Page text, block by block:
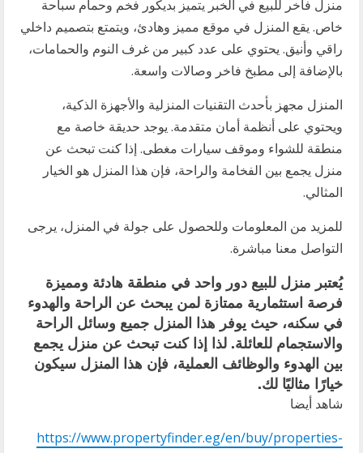
منزل فاخر للبيع في الخبر يتميز بديكور فخم وحمام سباحة
خاص. يقع المنزل في موقع مميز وهادئ، ويتمتع بتصميم داخلي
راقي وأنيق. يحتوي على عدد كبير من غرف النوم والحمامات،
بالإضافة إلى مطبخ فاخر وصالات واسعة.
المنزل مجهز بأحدث التقنيات المنزلية والأجهزة الذكية،
ويحتوي على أنظمة أمان متقدمة. يوجد حديقة خاصة مع
منطقة للشواء وموقف سيارات مغطى. إذا كنت تبحث عن
منزل يجمع بين الفخامة والراحة، فإن هذا المنزل هو الخيار
المثالي.
للمزيد من المعلومات وللحصول على جولة في المنزل، يرجى
التواصل معنا مباشرة.
يُعتبر منزل للبيع دور واحد في منطقة هادئة ومميزة
فرصة استثمارية ممتازة لمن يبحث عن الراحة والهدوء
في سكنه، حيث يوفر هذا المنزل جميع وسائل الراحة
والاستجمام للعائلة. لذا إذا كنت تبحث عن منزل يجمع
بين الهدوء والوظائف العملية، فإن هذا المنزل سيكون
خيارًا مثاليًا لك.
شاهد أيضا
https://www.propertyfinder.eg/en/buy/properties-